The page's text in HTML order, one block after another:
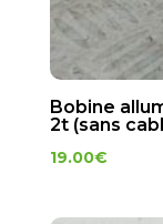
Bobine
2t (sans
19.00€